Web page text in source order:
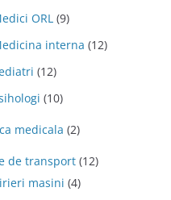
ORL (9)
interna (12)
(12)
(10)
medicala (2)
de transport (12)
masini (4)